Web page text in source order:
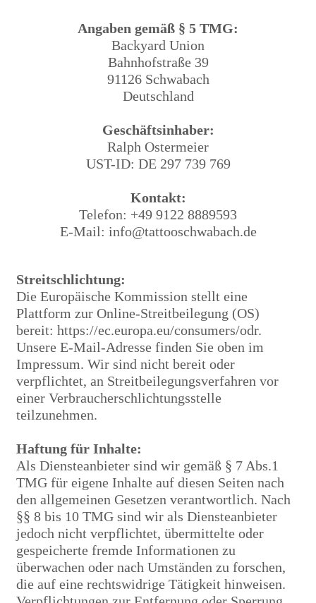
Angaben gemäß § 5 TMG:
Backyard Union
Bahnhofstraße 39
91126 Schwabach
Deutschland
Geschäftsinhaber:
Ralph Ostermeier
UST-ID: DE 297 739 769
Kontakt:
Telefon: +49 9122 8889593
E-Mail: info@tattooschwabach.de
Streitschlichtung:
Die Europäische Kommission stellt eine
Plattform zur Online-Streitbeilegung (OS)
bereit: https://ec.europa.eu/consumers/odr.
Unsere E-Mail-Adresse finden Sie oben im
Impressum. Wir sind nicht bereit oder
verpflichtet, an Streitbeilegungsverfahren vor
einer Verbraucherschlichtungsstelle
teilzunehmen.
Haftung für Inhalte:
Als Diensteanbieter sind wir gemäß § 7 Abs.1
TMG für eigene Inhalte auf diesen Seiten nach
den allgemeinen Gesetzen verantwortlich. Nach
§§ 8 bis 10 TMG sind wir als Diensteanbieter
jedoch nicht verpflichtet, übermittelte oder
gespeicherte fremde Informationen zu
überwachen oder nach Umständen zu forschen,
die auf eine rechtswidrige Tätigkeit hinweisen.